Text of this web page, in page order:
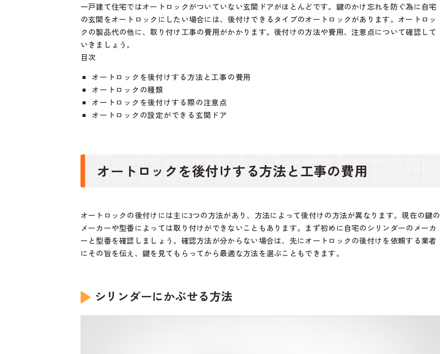
一戸建て住宅ではオートロックがついていない玄関ドアがほとんどです。鍵のかけ忘れを防ぐ為に自宅
の玄関をオートロックにしたい場合には、後付けできるタイプのオートロックがあります。オートロッ
クの製品代の他に、取り付け工事の費用がかかります。後付けの方法や費用、注意点について確認して
いきましょう。
目次
オートロックを後付けする方法と工事の費用
オートロックの種類
オートロックを後付けする際の注意点
オートロックの設定ができる玄関ドア
オートロックを後付けする方法と工事の費用
オートロックの後付けには主に3つの方法があり、方法によって後付けの方法が異なります。現在の鍵の
メーカーや型番によっては取り付けができないこともあります。まず初めに自宅のシリンダーのメーカ
ーと型番を確認しましょう。確認方法が分からない場合は、先にオートロックの後付けを依頼する業者
にその旨を伝え、鍵を見てもらってから最適な方法を選ぶこともできます。
シリンダーにかぶせる方法